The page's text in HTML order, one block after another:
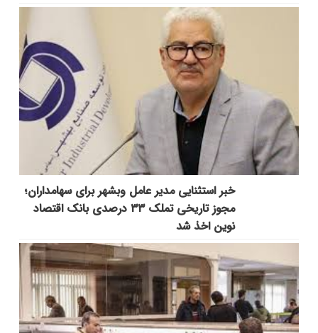
خبر استثنایی مدیر عامل وبشهر برای سهامداران؛
مجوز تاریخی تملک ۳۳ درصدی بانک اقتصاد
نوین اخذ شد